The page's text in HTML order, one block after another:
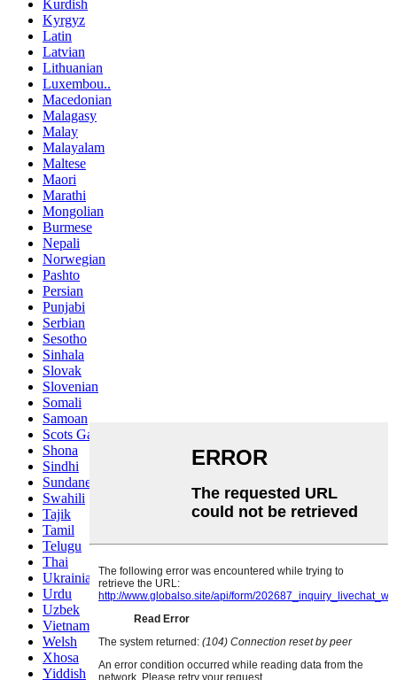
Kurdish
Kyrgyz
Latin
Latvian
Lithuanian
Luxembou..
Macedonian
Malagasy
Malay
Malayalam
Maltese
Maori
Marathi
Mongolian
Burmese
Nepali
Norwegian
Pashto
Persian
Punjabi
Serbian
Sesotho
Sinhala
Slovak
Slovenian
Somali
Samoan
Scots Gaelic
Shona
Sindhi
Sundanese
Swahili
Tajik
Tamil
Telugu
Thai
Ukrainian
Urdu
Uzbek
Vietnamese
Welsh
Xhosa
Yiddish